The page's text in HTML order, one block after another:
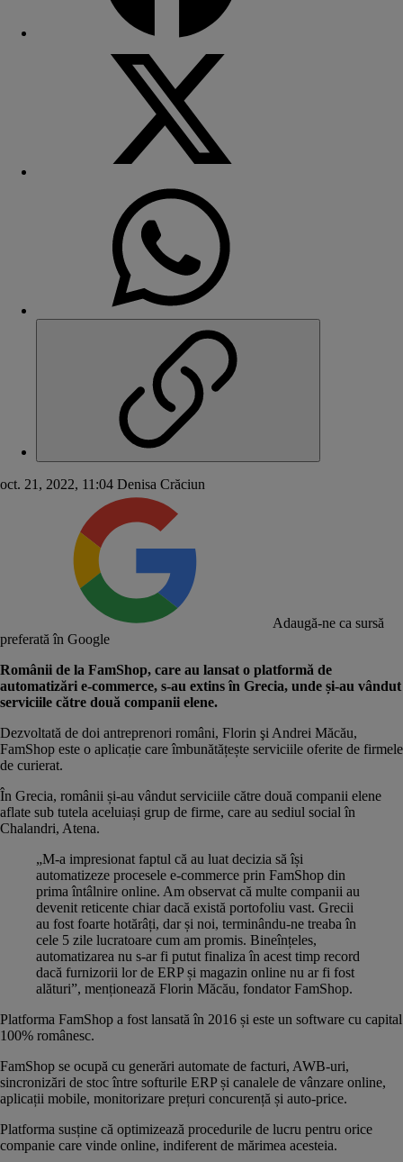
oct. 21, 2022, 11:04 Denisa Crăciun
Adaugă-ne ca sursă
preferată în Google
Românii de la FamShop, care au lansat o platformă de
automatizări e-commerce, s-au extins în Grecia, unde și-au vândut
serviciile către două companii elene.
Dezvoltată de doi antreprenori români, Florin şi Andrei Măcău,
FamShop este o aplicație care îmbunătățește serviciile oferite de firmele
de curierat.
În Grecia, românii și-au vândut serviciile către două companii elene
aflate sub tutela aceluiași grup de firme, care au sediul social în
Chalandri, Atena.
„M-a impresionat faptul că au luat decizia să își
automatizeze procesele e-commerce prin FamShop din
prima întâlnire online. Am observat că multe companii au
devenit reticente chiar dacă există portofoliu vast. Grecii
au fost foarte hotărâți, dar și noi, terminându-ne treaba în
cele 5 zile lucratoare cum am promis. Bineînțeles,
automatizarea nu s-ar fi putut finaliza în acest timp record
dacă furnizorii lor de ERP și magazin online nu ar fi fost
alături”, menționează Florin Măcău, fondator FamShop.
Platforma FamShop a fost lansată în 2016 și este un software cu capital
100% românesc.
FamShop se ocupă cu generări automate de facturi, AWB-uri,
sincronizări de stoc între softurile ERP și canalele de vânzare online,
aplicații mobile, monitorizare prețuri concurență și auto-price.
Platforma susține că optimizează procedurile de lucru pentru orice
companie care vinde online, indiferent de mărimea acesteia.